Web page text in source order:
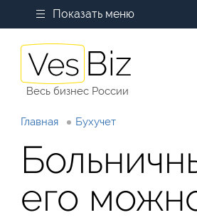
Показать меню
Весь бизнес России
Главная Бухучет
его